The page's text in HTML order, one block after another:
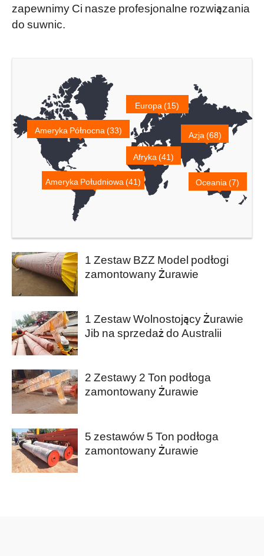
zapewnimy Ci nasze profesjonalne rozwiązania
do suwnic.
Europa (15)
Ameryka Północna (33) Azja (68)
Afryka (41)
Ameryka Południowa (41) Oceania (7)
1 Zestaw BZZ Model podłogi
zamontowany Żurawie
1 Zestaw Wolnostojący Żurawie
Jib na sprzedaż do Australii
2 Zestawy 2 Ton podłoga
zamontowany Żurawie
5 zestawów 5 Ton podłoga
zamontowany Żurawie